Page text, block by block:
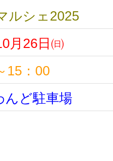
ルシェ2025
月26日㈰
15：00
ど駐車場